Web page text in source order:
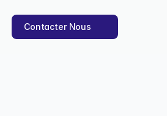
Contacter Nous